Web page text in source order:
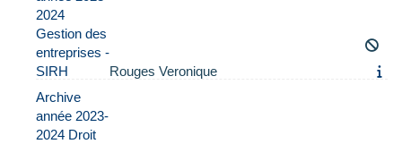
2024
Gestion des
entreprises -
SIRH
Rouges Veronique
Archive
année 2023-
2024 Droit